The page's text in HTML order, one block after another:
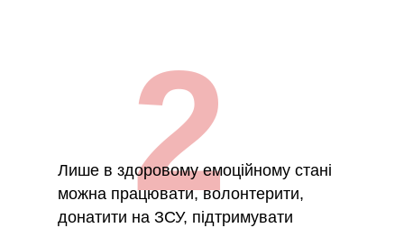
2
Лише в здоровому емоційному стані
можна працювати, волонтерити,
донатити на ЗСУ, підтримувати